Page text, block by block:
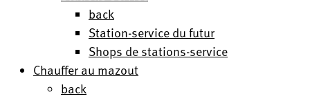
back
Station-service du futur
Shops de stations-service
Chauffer au mazout
back